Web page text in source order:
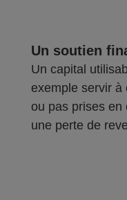
Un soutien
Un capital
exemple servir à
ou pas prises en
une perte de